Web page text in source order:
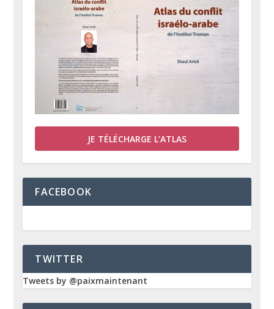
JE TÉLÉCHARGE L’ATLAS
FACEBOOK
TWITTER
Tweets by @paixmaintenant